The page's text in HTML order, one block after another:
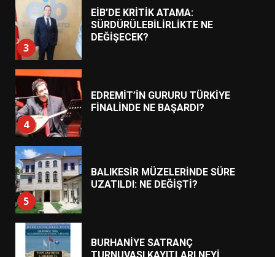
3
EİB’DE KRİTİK ATAMA:
SÜRDÜRÜLEBİLİRLİKTE NE
DEĞİŞECEK?
4
EDREMİT’İN GURURU TÜRKİYE
FİNALİNDE NE BAŞARDI?
5
BALIKESİR MÜZELERİNDE SÜRE
UZATILDI: NE DEĞİŞTİ?
BURHANİYE SATRANÇ
TURNUVASI KAYITLARI NEYİ